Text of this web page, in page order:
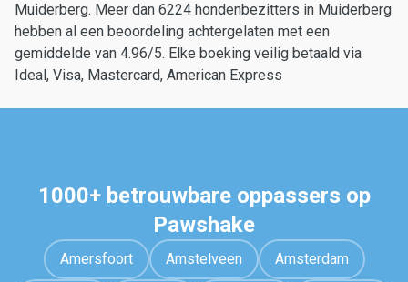
Muiderberg. Meer dan 6224 hondenbezitters in Muiderberg
hebben al een beoordeling achtergelaten met een
gemiddelde van 4.96/5. Elke boeking veilig betaald via
Ideal, Visa, Mastercard, American Express
1000+ betrouwbare oppassers op
Pawshake
Amersfoort Amstelveen Amsterdam